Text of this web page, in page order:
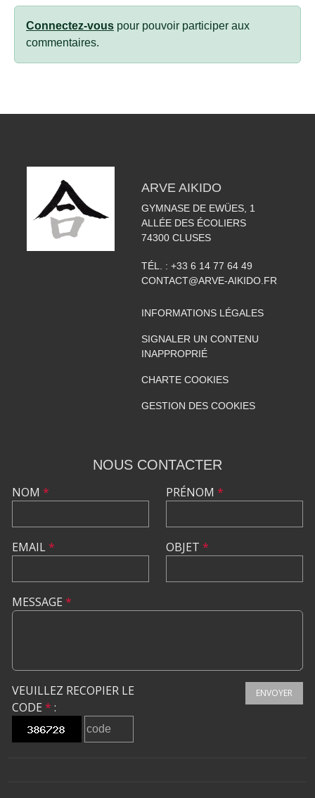
Connectez-vous pour pouvoir participer aux
commentaires.
ARVE AIKIDO
GYMNASE DE EWÜES, 1
ALLÉE DES ÉCOLIERS
74300 CLUSES
TÉL. : +33 6 14 77 64 49
CONTACT@ARVE-AIKIDO.FR
INFORMATIONS LÉGALES
SIGNALER UN CONTENU
INAPPROPRIÉ
CHARTE COOKIES
GESTION DES COOKIES
NOUS CONTACTER
NOM *
EMAIL*
PRÉNOM *
OBJET *
MESSAGE *
VEUILLEZ RECOPIER LE
CODE * :
ENVOYER